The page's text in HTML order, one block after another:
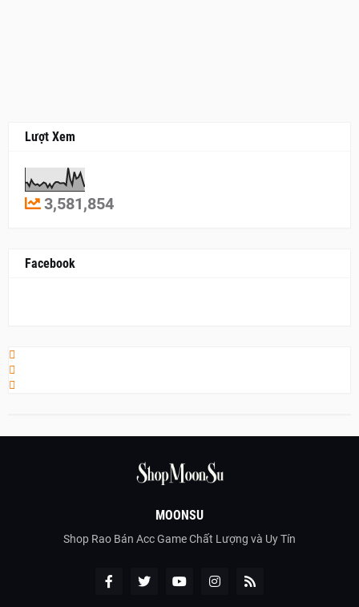
Lượt Xem
3,581,854
Facebook
MOONSU
Shop Rao Bán Acc Game Chất Lượng và Uy Tín